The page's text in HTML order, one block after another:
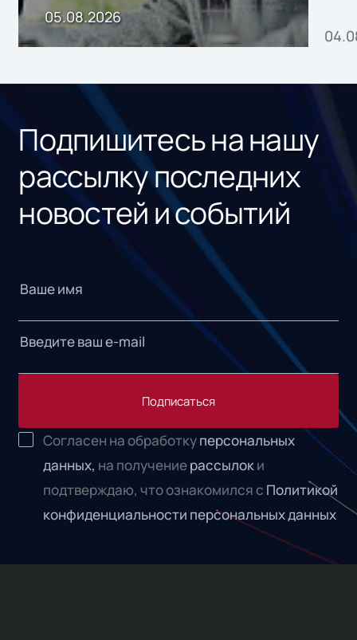
05.08.2026
Подпишитесь на нашу
рассылку последних
новостей и событий
Подписаться
Согласен на обработкуперсональных
данных, на получениерассылоки
подтверждаю, что ознакомился с Политикой
конфиденциальности персональных данных